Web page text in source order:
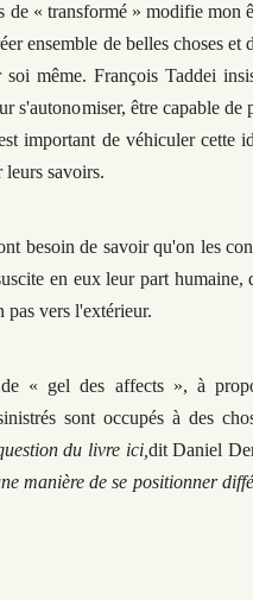
de « transformé » modifie mon
ensemble de belles choses et
soi même. François Taddei
s'autonomiser, être capable de
important de véhiculer cette
leurs savoirs.
besoin de savoir qu'on les
en eux leur part
pas vers l'extérieur.
« gel des affects », à
sont occupés à des
du livre ici, dit Daniel
manière de se positionner